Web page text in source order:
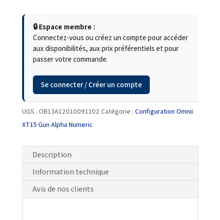
🔒 Espace membre :
Connectez-vous ou créez un compte pour accéder
aux disponibilités, aux prix préférentiels et pour
passer votre commande.
Se connecter / Créer un compte
UGS : OB13A12010091102 Catégorie : Configuration Omnii
XT15 Gun Alpha Numeric
Description
Information technique
Avis de nos clients